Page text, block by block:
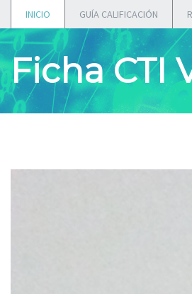
INICIO GUÍA CALIFICACIÓN
Ficha CTI